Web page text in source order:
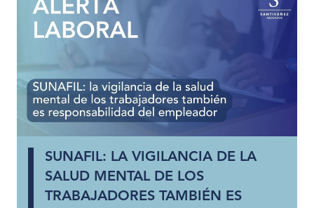
SUNAFIL: LA VIGILANCIA DE LA
SALUD MENTAL DE LOS
TRABAJADORES TAMBIÉN ES